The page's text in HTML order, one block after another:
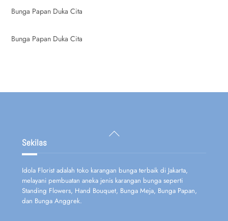
Bunga Papan Duka Cita
Bunga Papan Duka Cita
Back
To
Sekilas
Idola Florist adalah toko karangan bunga terbaik di Jakarta,
melayani pembuatan aneka jenis karangan bunga seperti
Standing Flowers, Hand Bouquet, Bunga Meja, Bunga Papan,
dan Bunga Anggrek.